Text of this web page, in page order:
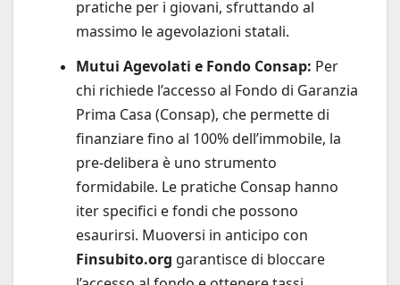
pratiche per i giovani, sfruttando al
massimo le agevolazioni statali.
Mutui Agevolati e Fondo Consap: Per
chi richiede l’accesso al Fondo di Garanzia
Prima Casa (Consap), che permette di
finanziare fino al 100% dell’immobile, la
pre-delibera è uno strumento
formidabile. Le pratiche Consap hanno
iter specifici e fondi che possono
esaurirsi. Muoversi in anticipo con
Finsubito.org garantisce di bloccare